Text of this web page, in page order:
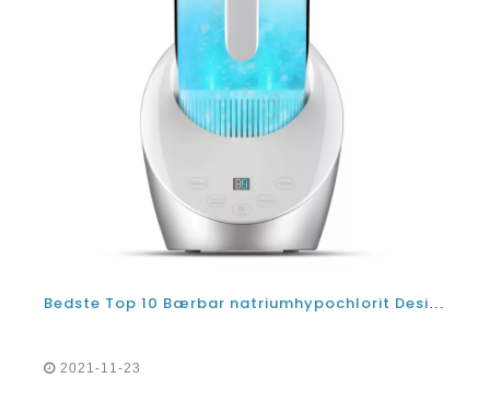
Bedste Top 10 Bærbar natriumhypochlorit Desinfektionsmiddel Vand Generator Machine og elektrolyse Water Spray Leverandør
2021-11-23